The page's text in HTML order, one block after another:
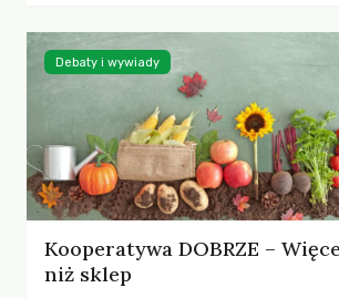
rozwiązania dla przyrody i zwierząt,
radykalnie zmieniając dotychczasowy
paradygmat funkcjonowania łowiectwa w
Polsce.
Kooperatywa DOBRZE –
niż sklep
Debaty i wywiady